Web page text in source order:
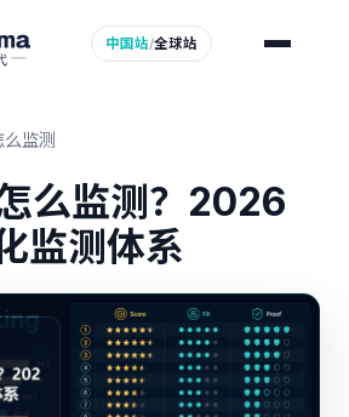
中国站/全球站
监测
么监测？2026
监测体系